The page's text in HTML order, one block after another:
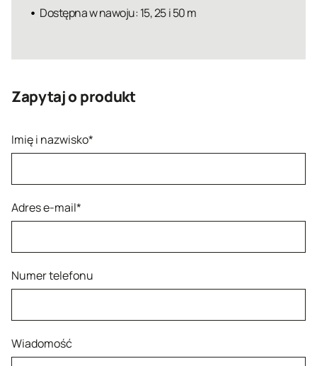
Dostępna w nawoju: 15, 25 i 50 m
Zapytaj o produkt
Imię i nazwisko*
Adres e-mail*
Numer telefonu
Wiadomość